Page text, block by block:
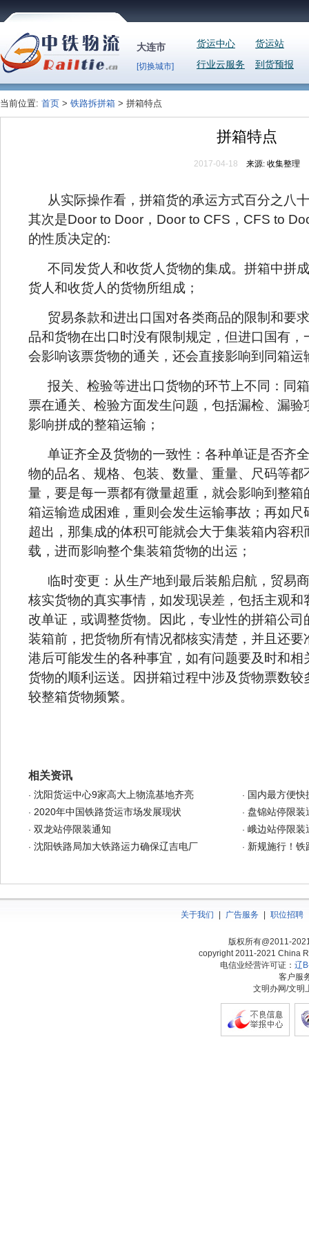
大连市
[切换城市]
货运站
货运中心
到货预报
行业云服务
当前位置: 首页 > 铁路拆拼箱 > 拼箱特点
拼箱特点
2017-04-18 来源: 收集整理
从实际操作看，拼箱货的承运方式百分之八
其次是Door to Door ， Door to CFS ， CFS to
的性质决定的:
不同发货人和收货人货物的集成。拼箱中拼
货人和收货人的货物所组成；
贸易条款和进出口国对各类商品的限制和要
品和货物在出口时没有限制规定，但进口国有
会影响该票货物的通关，还会直接影响到同箱运
报关、检验等进出口货物的环节上不同：同
票在通关、检验方面发生问题，包括漏检、漏
影响拼成的整箱运输；
单证齐全及货物的一致性：各种单证是否齐
物的品名、规格、包装、数量、重量、尺码等
量，要是每一票都有微量超重，就会影响到整
箱运输造成困难，重则会发生运输事故；再如
超出，那集成的体积可能就会大于集装箱内容
载，进而影响整个集装箱货物的出运；
临时变更：从生产地到最后装船启航，贸易
核实货物的真实事情，如发现误差，包括主观
改单证，或调整货物。因此，专业性的拼箱公
装箱前，把货物所有情况都核实清楚，并且还
港后可能发生的各种事宜，如有问题要及时和
货物的顺利运送。因拼箱过程中涉及货物票数
较整箱货物频繁。
相关资讯
· 沈阳货运中心9家高大上物流基地齐亮 · 国内最方便
· 2020年中国铁路货运市场发展现状 · 盘锦站停限装
· 双龙站停限装通知 · 峨边站停限装
· 沈阳铁路局加大铁路运力确保辽吉电厂 · 新规施行！铁
关于我们 广告服务 职位招聘
版权所有@2011-
copyright 2011-2021 China
电信业经营许可证： 辽
客户服
文明办网/文明